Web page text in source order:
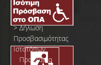
>Δήλωση
Προσβασιμότητας
Ιστοτόπων
Προστασία